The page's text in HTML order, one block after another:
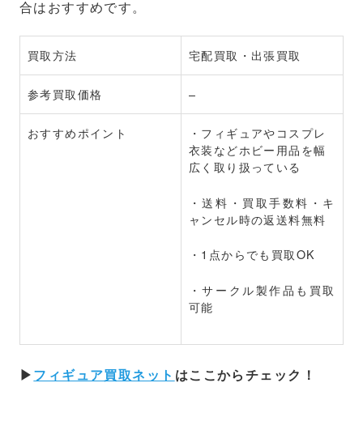
合はおすすめです。
買取方法 宅配買取・出張買取
参考買取価格 –
おすすめポイント
・フィギュアやコスプレ
衣装などホビー用品を幅
広く取り扱っている
・送料・買取手数料・キ
ャンセル時の返送料無料
・1点からでも買取OK
・サークル製作品も買取
可能
▶フィギュア買取ネット はここからチェック！